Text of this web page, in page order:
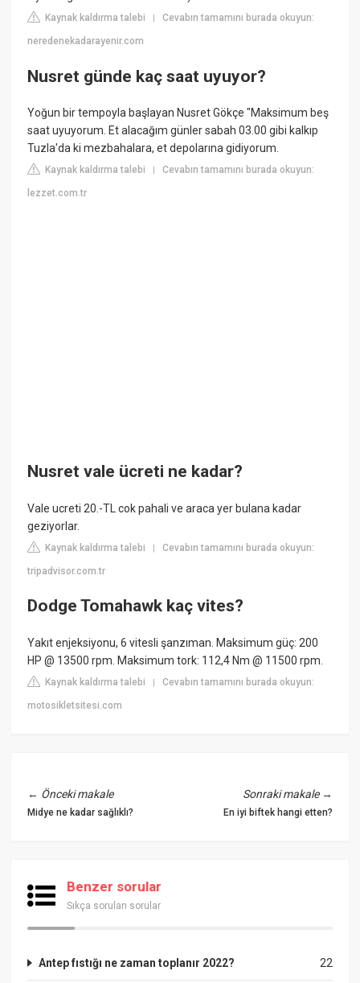
Kaynak kaldırma talebi |Cevabın tamamını burada okuyun:
neredenekadarayenir.com
Nusret günde kaç saat uyuyor?
Yoğun bir tempoyla başlayan Nusret Gökçe "Maksimum beş
saat uyuyorum. Et alacağım günler sabah 03.00 gibi kalkıp
Tuzla'da ki mezbahalara, et depolarına gidiyorum.
Kaynak kaldırma talebi |Cevabın tamamını burada okuyun:
lezzet.com.tr
Nusret vale ücreti ne kadar?
Vale ucreti 20.-TL cok pahali ve araca yer bulana kadar
geziyorlar.
Kaynak kaldırma talebi |Cevabın tamamını burada okuyun:
tripadvisor.com.tr
Dodge Tomahawk kaç vites?
Yakıt enjeksiyonu, 6 vitesli şanzıman. Maksimum güç: 200
HP @ 13500 rpm. Maksimum tork: 112,4 Nm @ 11500 rpm.
Kaynak kaldırma talebi |Cevabın tamamını burada okuyun:
motosikletsitesi.com
← Önceki makale
Midye ne kadar sağlıklı?
Sonraki makale→
En iyi biftek hangi etten?
Benzer sorular
Sıkça sorulan sorular
22
Antep fıstığı ne zaman toplanır 2022?